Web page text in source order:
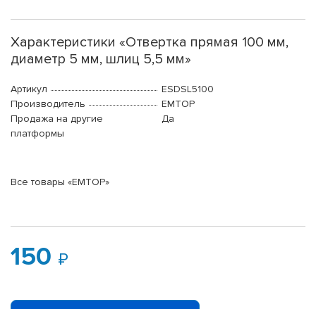
Характеристики «Отвертка прямая 100 мм,
диаметр 5 мм, шлиц 5,5 мм»
Артикул
ESDSL5100
Производитель
EMTOP
Продажа на другие
платформы
Да
Все товары «EMTOP»
150